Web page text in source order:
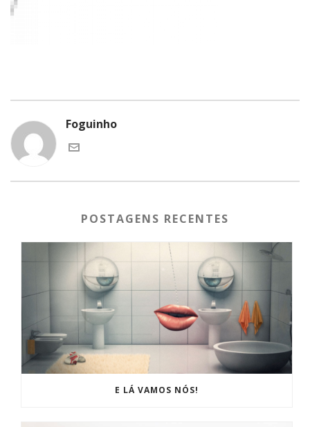
Foguinho
POSTAGENS RECENTES
E LÁ VAMOS NÓS!